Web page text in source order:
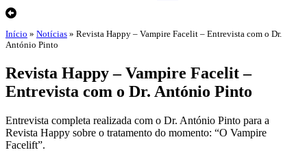
Início » Notícias » Revista Happy – Vampire Facelit – Entrevista com o Dr.
António Pinto
Revista Happy – Vampire Facelit –
Entrevista com o Dr. António Pinto
Entrevista completa realizada com o Dr. António Pinto para a
Revista Happy sobre o tratamento do momento: “O Vampire
Facelift”.